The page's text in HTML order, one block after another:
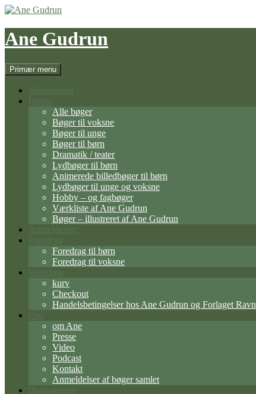
Hop
indhold
Ane Gudrun
Søg
Primær menu
Alle bøger
Bøger til voksne
Bøger til unge
Bøger til børn
Dramatik / teater
Lydbøger til børn
Animerede billedbøger til børn
Lydbøger til unge og voksne
Hobby – og fagbøger
Værkliste af Ane Gudrun
Bøger – illustreret af Ane Gudrun
Foredrag til børn
Foredrag til voksne
kurv
Checkout
Handelsbetingelser hos Ane Gudrun og Forlaget Ravn
Om
om Ane
Presse
Video
Podcast
Kontakt
Anmeldelser af bøger samlet